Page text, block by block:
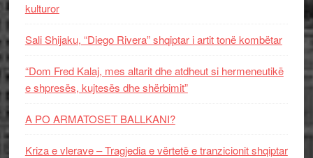
kulturor
Sali Shijaku, “Diego Rivera” shqiptar i artit tonë kombëtar
“Dom Fred Kalaj, mes altarit dhe atdheut si hermeneutikë
e shpresës, kujtesës dhe shërbimit”
A PO ARMATOSET BALLKANI?
Kriza e vlerave – Tragjedia e vërtetë e tranzicionit shqiptar